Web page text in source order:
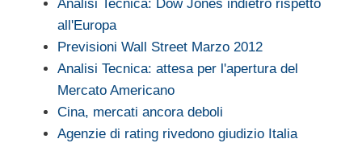
Analisi Tecnica: Dow Jones indietro rispetto
all'Europa
Previsioni Wall Street Marzo 2012
Analisi Tecnica: attesa per l'apertura del
Mercato Americano
Cina, mercati ancora deboli
Agenzie di rating rivedono giudizio Italia